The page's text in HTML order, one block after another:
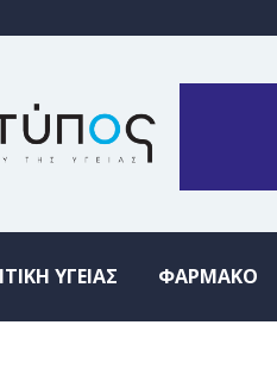
ΥΓΕΙΑΣ ΦΑΡΜΑΚΟ